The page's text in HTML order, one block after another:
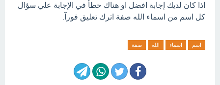
اذا كان لديك إجابة افضل او هناك خطأ في الإجابة علي سؤال
كل اسم من اسماء الله صفة اترك تعليق فورآ.
اسم اسماء الله صفة